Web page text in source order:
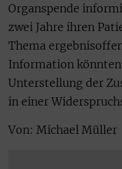
Organspende
zwei Jahre ihren
Thema
Information
Unterstellung der
in einer
Von: Michael Müller